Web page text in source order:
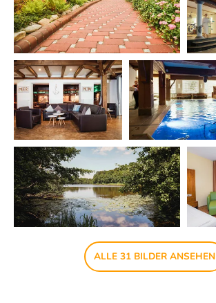
ALLE 31 BILDER ANSEHEN